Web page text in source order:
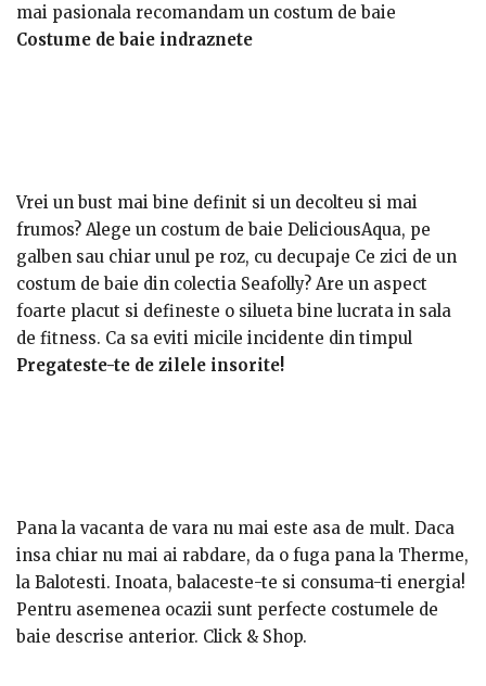
mai pasionala recomandam un costum de baie
Triangle cu un design indraznet, culori vii, senzualitate
Costume de baie indraznete
Vrei un bust mai bine definit si un decolteu si mai
frumos? Alege un costum de baie DeliciousAqua, pe
galben sau chiar unul pe roz, cu decupaje Ce zici de un
costum de baie din colectia Seafolly? Are un aspect
foarte placut si defineste o silueta bine lucrata in sala
de fitness. Ca sa eviti micile incidente din timpul
inotului, imbraca-te cu un costum de baie in 2 piese, cu
Pregateste-te de zilele insorite!
Pana la vacanta de vara nu mai este asa de mult. Daca
insa chiar nu mai ai rabdare, da o fuga pana la Therme,
la Balotesti. Inoata, balaceste-te si consuma-ti energia!
Pentru asemenea ocazii sunt perfecte costumele de
baie descrise anterior. Click & Shop.